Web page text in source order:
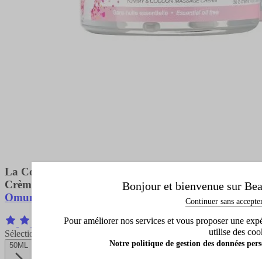
La Confidente
Crème de massage fouettée & cocoon
Omum
1 Avis
Sélectionnez la contenance
50ML
Bonjour et bienvenue sur
Continuer sans
Pour améliorer nos services et vous proposer une
utilise des
Notre politique de gestion des données